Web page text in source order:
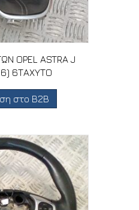
OPEL ASTRA J
6ΤΑΧΥΤΟ
στο B2B